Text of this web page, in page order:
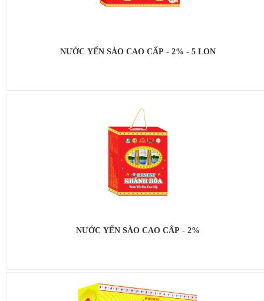
NƯỚC YẾN SÀO CAO CẤP - 2% - 5 LON
NƯỚC YẾN SÀO CAO CẤP - 2%